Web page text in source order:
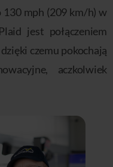
mph (209 km/h) w
jest połączeniem
czemu pokochają
aczkolwiek